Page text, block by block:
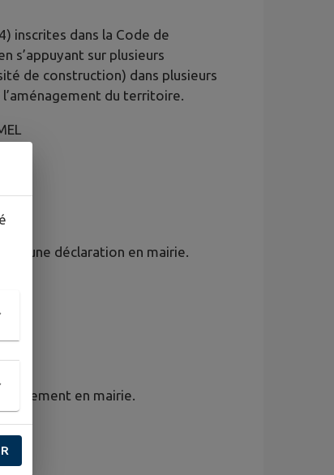
inscrites dans la Code de
s’appuyant sur plusieurs
de construction) dans plusieurs
du territoire.
une déclaration en mairie.
en mairie.